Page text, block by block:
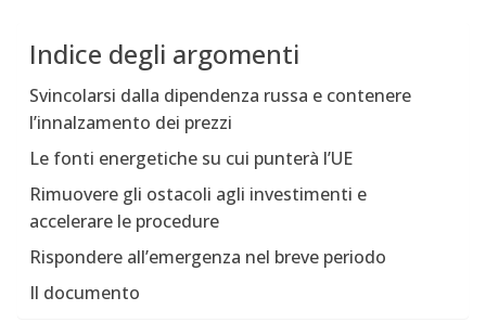
Indice degli argomenti
Svincolarsi dalla dipendenza russa e contenere
l’innalzamento dei prezzi
Le fonti energetiche su cui punterà l’UE
Rimuovere gli ostacoli agli investimenti e
accelerare le procedure
Rispondere all’emergenza nel breve periodo
Il documento